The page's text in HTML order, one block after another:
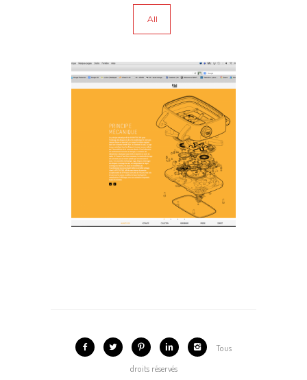
All
CRÉATION DE SITES
INTERNET
Web Design
Tous
droits réservés